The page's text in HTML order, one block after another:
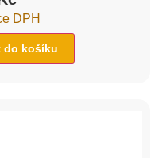
DPH
do košíku